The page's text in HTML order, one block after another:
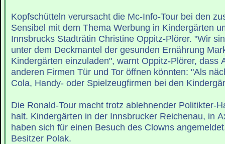
Kopfschütteln verursacht die Mc-Info-Tour bei den
Sensibel mit dem Thema Werbung in Kindergärten
Innsbrucks Stadträtin Christine Oppitz-Plörer. "Wir
unter dem Deckmantel der gesunden Ernährung
Kindergärten einzuladen", warnt Oppitz-Plörer, dass
anderen Firmen Tür und Tor öffnen könnten: "Als
Cola, Handy- oder Spielzeugfirmen bei den
Die Ronald-Tour macht trotz ablehnender Politikter-
halt. Kindergärten in der Innsbrucker Reichenau, in
haben sich für einen Besuch des Clowns
Besitzer Polak.